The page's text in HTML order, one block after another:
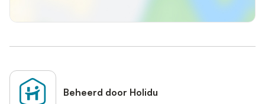
Beheerd door Holidu